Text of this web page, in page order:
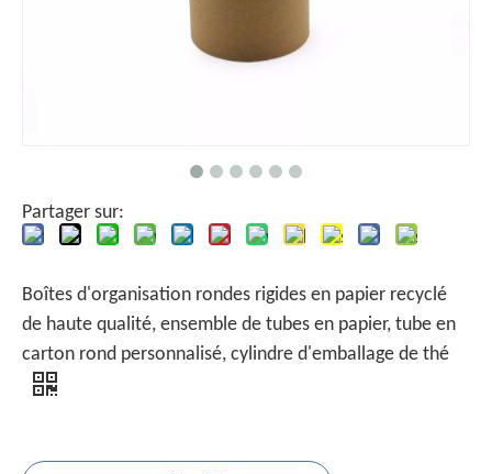
Partager sur:
Boîtes d'organisation rondes rigides en papier recyclé
de haute qualité, ensemble de tubes en papier, tube en
carton rond personnalisé, cylindre d'emballage de thé